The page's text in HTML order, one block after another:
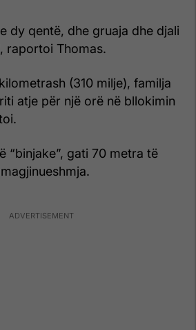
dy qentë, dhe gruaja dhe djali
raportoi Thomas.
(310 milje), familja
atje për një orë në bllokimin
“binjake”, gati 70 metra të